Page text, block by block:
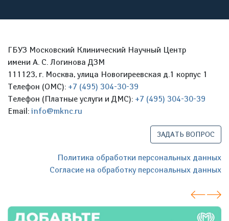
ГБУЗ Московский Клинический Научный Центр
имени А. С. Логинова ДЗМ
111123, г. Москва, улица Новогиреевская д.1 корпус 1
Телефон (ОМС): +7 (495) 304-30-39
Телефон (Платные услуги и ДМС): +7 (495) 304-30-39
Email: info@mknc.ru
ЗАДАТЬ ВОПРОС
Политика обработки персональных данных
Согласие на обработку персональных данных